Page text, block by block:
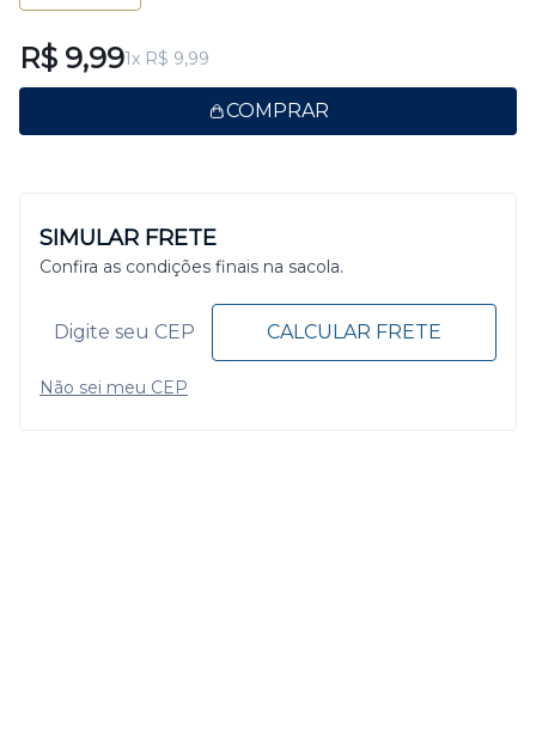
R$ 9,991x R$ 9,99
COMPRAR
SIMULAR FRETE
Confira as condições finais na sacola.
CALCULAR FRETE
Não sei meu CEP